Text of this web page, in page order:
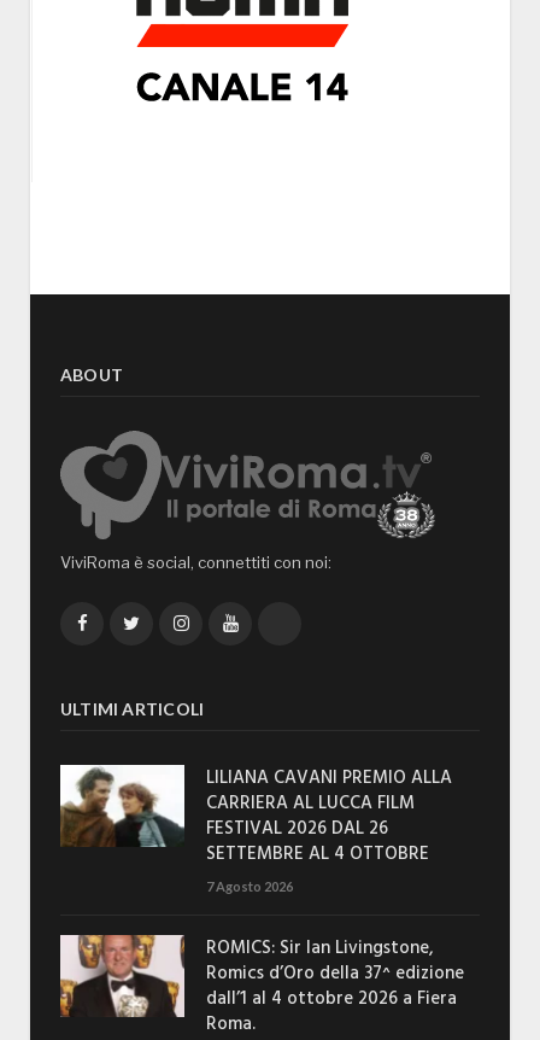
ABOUT
ViviRoma è social, connettiti con noi:
FacebookTwitterInstagramYouTube
ULTIMI ARTICOLI
LILIANA CAVANI PREMIO ALLA
CARRIERA AL LUCCA FILM
FESTIVAL 2026 DAL 26
SETTEMBRE AL 4 OTTOBRE
7 Agosto 2026
ROMICS: Sir Ian Livingstone,
Romics d’Oro della 37^ edizione
dall’1 al 4 ottobre 2026 a Fiera
Roma.